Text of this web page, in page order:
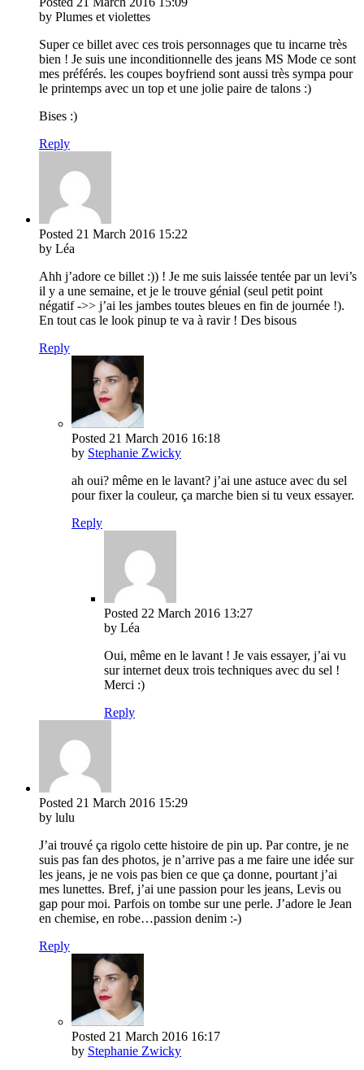
by Plumes et violettes
Super ce billet avec ces trois personnages que tu incarne très
bien ! Je suis une inconditionnelle des jeans MS Mode ce sont
mes préférés. les coupes boyfriend sont aussi très sympa pour
le printemps avec un top et une jolie paire de talons :)
Bises :)
Reply
Posted 21 March 2016 15:22
by Léa
Ahh j’adore ce billet :)) ! Je me suis laissée tentée par un levi’s
il y a une semaine, et je le trouve génial (seul petit point
négatif ->> j’ai les jambes toutes bleues en fin de journée !).
En tout cas le look pinup te va à ravir ! Des bisous
Reply
Posted 21 March 2016 16:18
by Stephanie Zwicky
ah oui? même en le lavant? j’ai une astuce avec du sel
pour fixer la couleur, ça marche bien si tu veux essayer.
Reply
Posted 22 March 2016 13:27
by Léa
Oui, même en le lavant ! Je vais essayer, j’ai vu
sur internet deux trois techniques avec du sel !
Merci :)
Reply
Posted 21 March 2016 15:29
by lulu
J’ai trouvé ça rigolo cette histoire de pin up. Par contre, je ne
suis pas fan des photos, je n’arrive pas a me faire une idée sur
les jeans, je ne vois pas bien ce que ça donne, pourtant j’ai
mes lunettes. Bref, j’ai une passion pour les jeans, Levis ou
gap pour moi. Parfois on tombe sur une perle. J’adore le Jean
en chemise, en robe…passion denim :-)
Reply
Posted 21 March 2016 16:17
by Stephanie Zwicky